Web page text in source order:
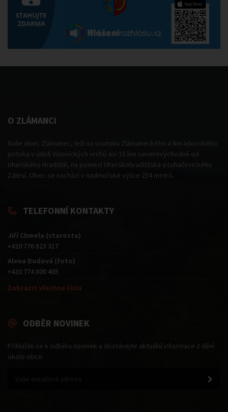
O ZLÁMANCI
Naše obec Zlámanec, leží na soutoku Zlámaneckého a Neradovského
potoka v údolí Vizovických vrchů asi 15 km severovýchodně od
Uherského Hradiště, na pomezí Uherskohradišťska a Luhačovického
Zálesí. Obec se nachází v nadmořské výšce 254 metrů.
TELEFONNÍ KONTAKTY
Jiří Chmela (starosta)
+420 776 823 317
Alena Dudová (foto)
+420 774 800 465
Zobrazit všechna čísla
ODBĚR NOVINEK
Přihlašte se k odběru novinek a dostávejte aktuální informace z dění
okolo obce.